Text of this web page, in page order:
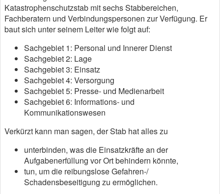
Katastrophenschutzstab mit sechs Stabbereichen,
Fachberatern und Verbindungspersonen zur Verfügung. Er
baut sich unter seinem Leiter wie folgt auf:
Sachgebiet 1: Personal und Innerer Dienst
Sachgebiet 2: Lage
Sachgebiet 3: Einsatz
Sachgebiet 4: Versorgung
Sachgebiet 5: Presse- und Medienarbeit
Sachgebiet 6: Informations- und
Kommunikationswesen
Verkürzt kann man sagen, der Stab hat alles zu
unterbinden, was die Einsatzkräfte an der
Aufgabenerfüllung vor Ort behindern könnte,
tun, um die reibungslose Gefahren-/
Schadensbeseitigung zu ermöglichen.